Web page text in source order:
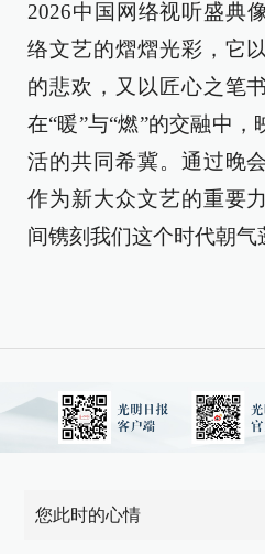
2026中国网络视听盛典
络文艺的熠熠光彩，它
的悲欢，又以匠心之笔
在“暖”与“燃”的交融中
活的共同希冀。通过晚
作为新大众文艺的重要
间镌刻我们这个时代朝气
您此时的心情